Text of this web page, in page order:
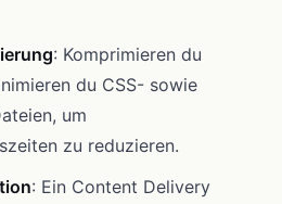
: Komprimieren du
du CSS- sowie
um
zu reduzieren.
: Ein Content Delivery